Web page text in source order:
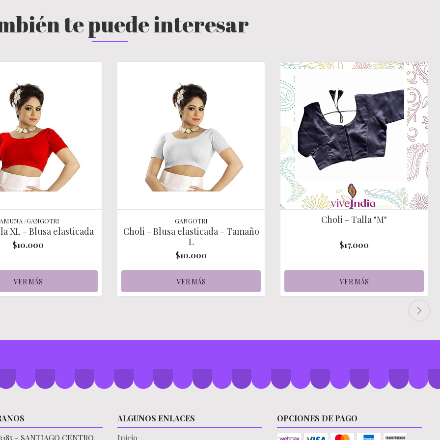
te puede interesar
/GANGOTRI
XL - Blusa elasticada
$10.000
VER MÁS
GANGOTRI
Choli - Blusa elasticada - Tamaño
L
$10.000
VER MÁS
Choli - Talla "M"
$17.000
VER MÁS
- SANTIAGO CENTRO,
ALGUNOS ENLACES
Inicio
OPCIONES DE PAGO